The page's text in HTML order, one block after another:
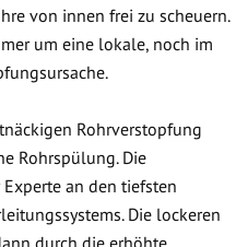
von innen frei zu scheuern.
um eine lokale, noch im
Rohrverstopfung
Rohrspülung. Die
an den tiefsten
Die lockeren